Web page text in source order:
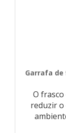
Garrafa
O
reduzir o